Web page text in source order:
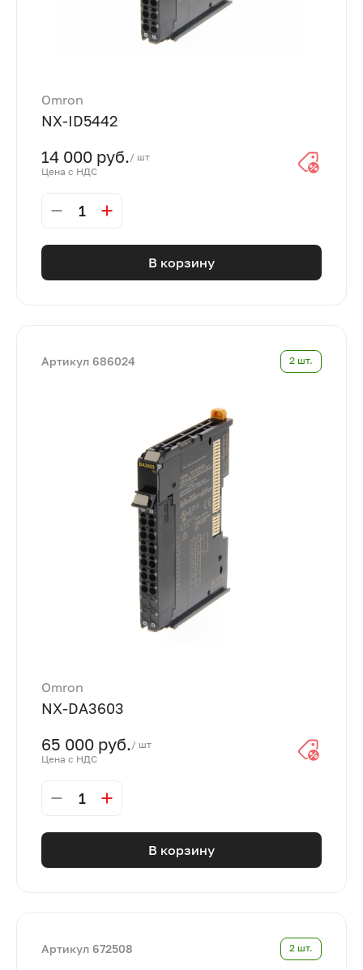
Omron
NX-ID5442
14 000 руб./ шт
Цена с НДС
1
В корзину
Артикул 686024 2 шт.
Omron
NX-DA3603
65 000 руб./ шт
Цена с НДС
1
В корзину
Артикул 672508 2 шт.